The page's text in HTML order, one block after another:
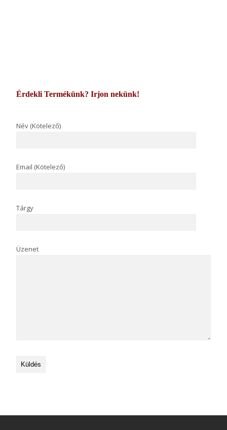
Érdekli Termékünk? Irjon nekünk!
Név (Kötelező)
Email (Kötelező)
Tárgy
Üzenet